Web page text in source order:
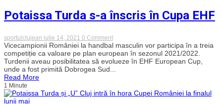
Potaissa Turda s-a înscris în Cupa EHF
sportulclujean iulie 14, 2021 0 Commenton
Potaissa
Turda
s-
a
înscris
EHF
Vicecampionii României la handbal masculin vor participa în a treia
competiție ca valoare pe plan european în sezonul 2021/2022.
Turdenii aveau posibilitatea să evolueze în EHF European Cup,
unde a fost primită Dobrogea Sud...
Read More
1 Minute